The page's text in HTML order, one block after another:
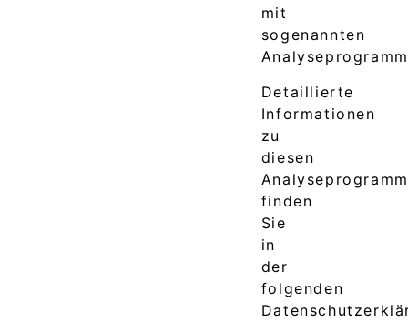
mit
sogenannten
Detaillierte
Informationen
zu
diesen
finden
Sie
in
der
folgenden